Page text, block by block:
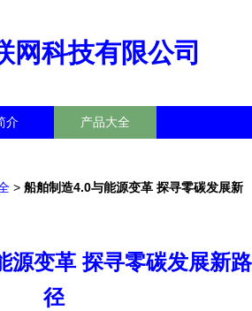
网科技有限公司
介 产品大全
> 船舶制造4.0与能源变革 探寻零碳发展新
源变革 探寻零碳发展新路
径